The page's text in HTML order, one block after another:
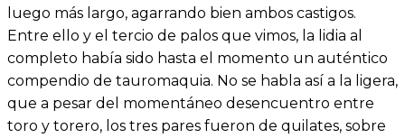
luego más largo, agarrando bien ambos castigos.
Entre ello y el tercio de palos que vimos, la lidia al
completo había sido hasta el momento un auténtico
compendio de tauromaquia. No se habla así a la ligera,
que a pesar del momentáneo desencuentro entre
toro y torero, los tres pares fueron de quilates, sobre